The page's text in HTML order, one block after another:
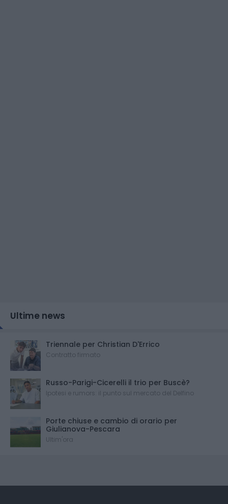
Ultime news
Triennale per Christian D'Errico
Contratto firmato
Russo-Parigi-Cicerelli il trio per Buscè?
Ipotesi e rumors: il punto sul mercato del Delfino
Porte chiuse e cambio di orario per
Giulianova-Pescara
Ultim'ora